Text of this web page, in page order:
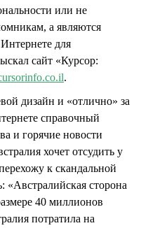
или не
а являются
для
сайт «Курсор:
.
дизайн и «отлично» за
справочный
и горячие новости
хочет отсудить у
к скандальной
«Австралийская сторона
40 миллионов
потратила на